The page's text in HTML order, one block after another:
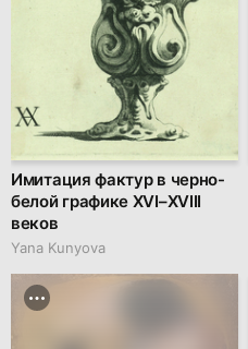
Имитация фактур в черно-
белой графике XVI–XVIII
веков
Yana Kunyova